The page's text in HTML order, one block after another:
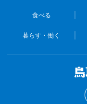
食べる
暮らす・働く